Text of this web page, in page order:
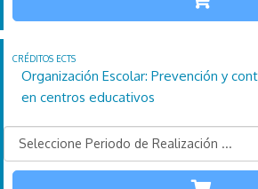
110 4Créditos
Más información
Organización Escolar: Prevención y
en centros educativos